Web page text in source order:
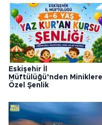
Eskişehir İl
Müftülüğü’nden Miniklere
Özel Şenlik